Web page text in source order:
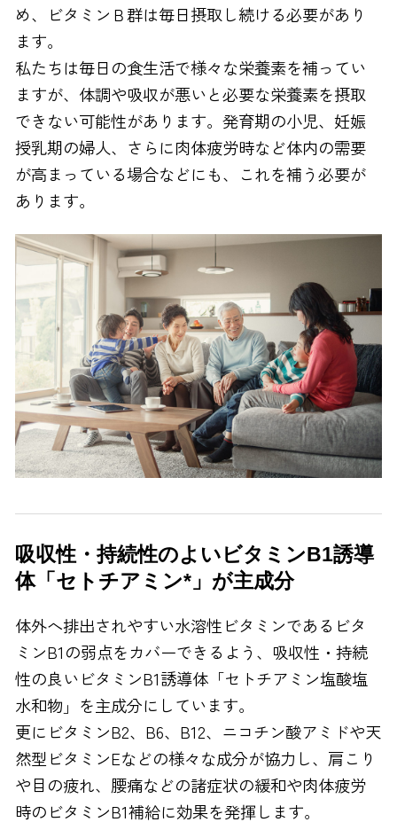
め、ビタミンＢ群は毎日摂取し続ける必要があり
ます。
私たちは毎日の食生活で様々な栄養素を補ってい
ますが、体調や吸収が悪いと必要な栄養素を摂取
できない可能性があります。発育期の小児、妊娠
授乳期の婦人、さらに肉体疲労時など体内の需要
が高まっている場合などにも、これを補う必要が
あります。
吸収性・持続性のよいビタミンB1誘導
体「セトチアミン*」が主成分
体外へ排出されやすい水溶性ビタミンであるビタ
ミンB1の弱点をカバーできるよう、吸収性・持続
性の良いビタミンB1誘導体「セトチアミン塩酸塩
水和物」を主成分にしています。
更にビタミンB2、B6、B12、ニコチン酸アミドや天
然型ビタミンEなどの様々な成分が協力し、肩こり
や目の疲れ、腰痛などの諸症状の緩和や肉体疲労
時のビタミンB1補給に効果を発揮します。